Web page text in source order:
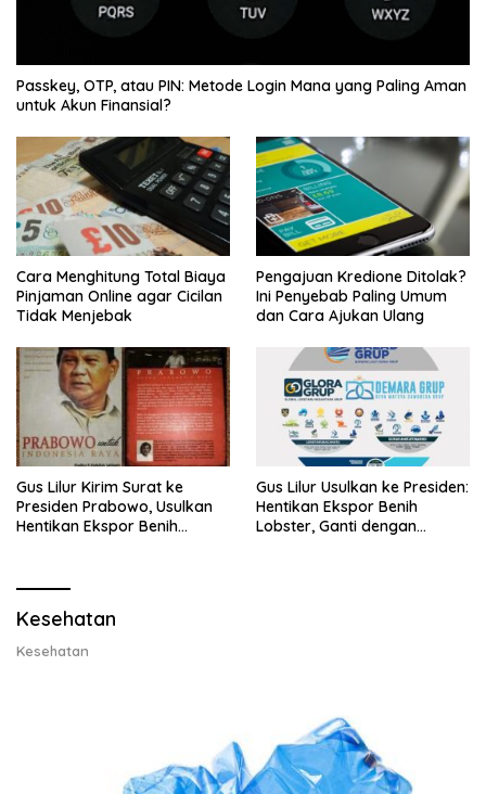
Passkey, OTP, atau PIN: Metode Login Mana yang Paling Aman
untuk Akun Finansial?
Cara Menghitung Total Biaya
Pinjaman Online agar Cicilan
Tidak Menjebak
Pengajuan Kredione Ditolak?
Ini Penyebab Paling Umum
dan Cara Ajukan Ulang
Gus Lilur Kirim Surat ke
Presiden Prabowo, Usulkan
Hentikan Ekspor Benih
Gus Lilur Usulkan ke Presiden:
Hentikan Ekspor Benih
Lobster, Ganti dengan
Kesehatan
Kesehatan